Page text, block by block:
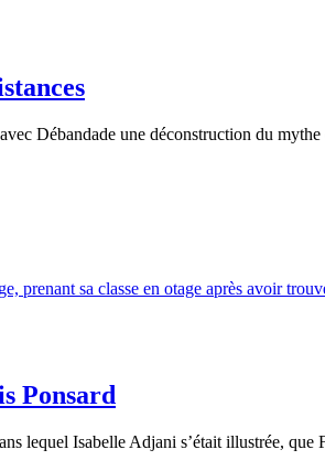
Débandade une déconstruction du
Ponsard
lequel Isabelle Adjani s’était illustrée, que